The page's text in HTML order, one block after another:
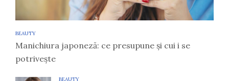
BEAUTY
Manichiura japoneză: ce presupune și cui i se
potrivește
BEAUTY